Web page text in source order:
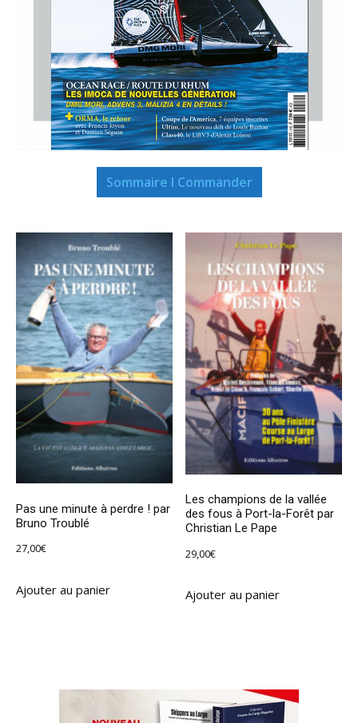
Sommaire I Commander
Pas une minute à perdre ! par
Bruno Troublé
27,00€
Ajouter au panier
Les champions de la vallée
des fous à Port-la-Forêt par
Christian Le Pape
29,00€
Ajouter au panier